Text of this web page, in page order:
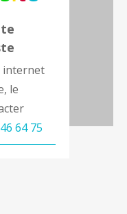
internet
le
64 75